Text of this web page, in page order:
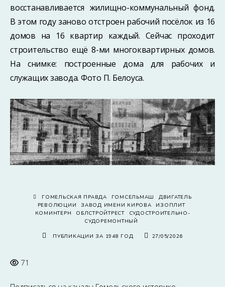
восстанавливается жилищно-коммунальный фонд.
В этом году заново отстроен рабочий посёлок из 16
домов на 16 квартир каждый. Сейчас проходит
строительство ещё 8-ми многоквартирных домов.
На снимке: построенные дома для рабочих и
служащих завода. Фото П. Белоуса.
ГОМЕЛЬСКАЯ ПРАВДА ГОМСЕЛЬМАШ
ДВИГАТЕЛЬ
РЕВОЛЮЦИИ
ЗАВОД ИМЕНИ КИРОВА
ИЗОПЛИТ
КОМИНТЕРН
ОБЛСТРОЙТРЕСТ
СУДОСТРОИТЕЛЬНО-
СУДОРЕМОНТНЫЙ
ПУБЛИКАЦИИ ЗА 1948 ГОД 27/05/2026
71